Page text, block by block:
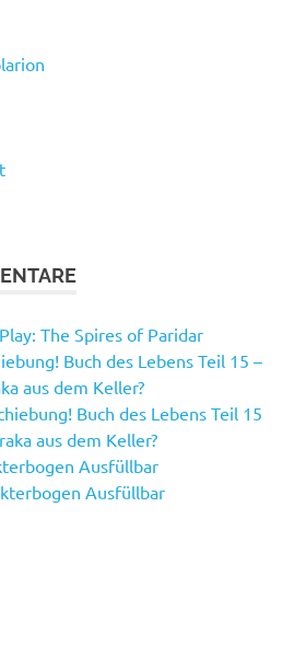
The Spires of Paridar
Buch des Lebens Teil 15 –
aus dem Keller?
Buch des Lebens Teil 15
aus dem Keller?
Ausfüllbar
Ausfüllbar